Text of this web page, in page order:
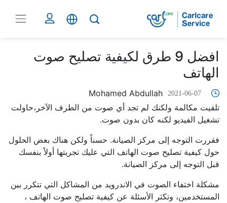
افضل 9 طرق لكيفية تصليح صوت
الهاتف
2021-06-07
Mohamed Abdullah
تلقيت مكالمة ولكنك لم تجد أي صوت من الطرف الآخر،حاولت
تشغيل الفيديو لكنه كان بدون صوت.
فقررت التوجه إلى مركز الصيانة. حسناً ولكن هناك بعض الحلول
حول كيفية تصليح صوت الهاتف التي عليك تجربتها أولاً بنفسك
قبل التوجه إلى مركز الصيانة.
مشكلة اختفاء الصوت في الاندرويد من المشاكل التي تتكرر بين
المستخدمين، وتكثر الأسئلة عن كيفية تصليح صوت الهاتف ،